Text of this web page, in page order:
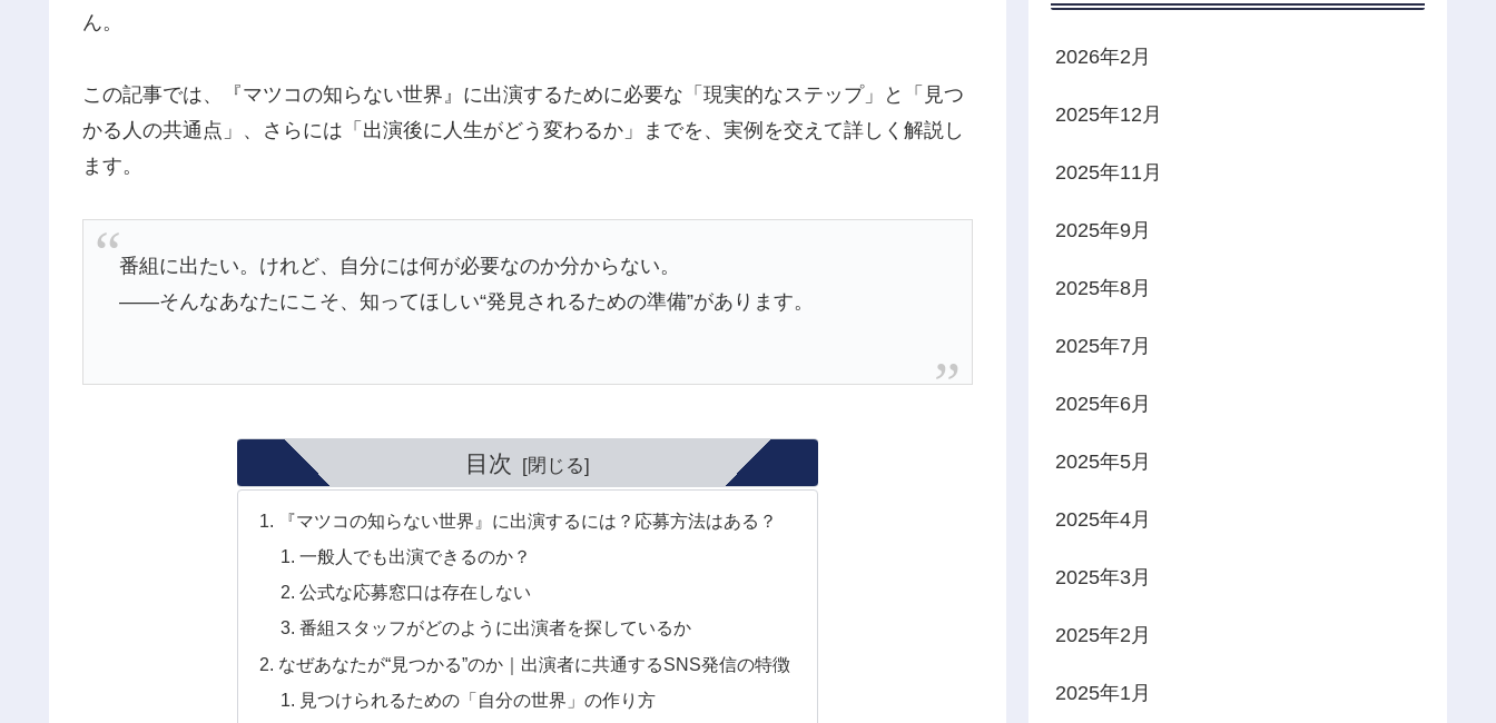
ん。
この記事では、『マツコの知らない世界』に出演するために必要な「現実的なステップ」と「見つ
かる人の共通点」、さらには「出演後に人生がどう変わるか」までを、実例を交えて詳しく解説し
ます。
番組に出たい。けれど、自分には何が必要なのか分からない。
――そんなあなたにこそ、知ってほしい“発見されるための準備”があります。
目次
『マツコの知らない世界』に出演するには？応募方法はある？
一般人でも出演できるのか？
公式な応募窓口は存在しない
番組スタッフがどのように出演者を探しているか
なぜあなたが“見つかる”のか｜出演者に共通するSNS発信の特徴
見つけられるための「自分の世界」の作り方
2026年2月
2025年12月
2025年11月
2025年9月
2025年8月
2025年7月
2025年6月
2025年5月
2025年4月
2025年3月
2025年2月
2025年1月